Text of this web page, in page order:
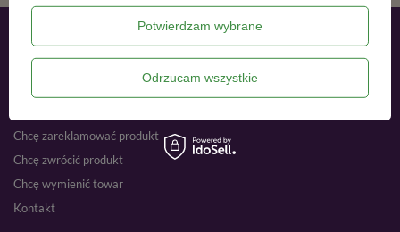
Moje zamówienia
Chcę zareklamować produkt
Chcę zwrócić produkt
Chcę wymienić towar
Kontakt
Potwierdzam wybrane
Odrzucam wszystkie